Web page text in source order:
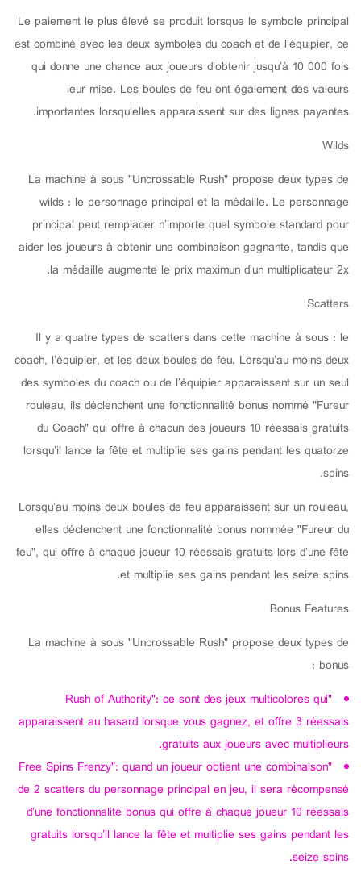
Le paiement le plus élevé se produit lorsque le symbole principal
est combiné avec les deux symboles du coach et de l’équipier, ce
qui donne une chance aux joueurs d’obtenir jusqu’à 10 000 fois
leur mise. Les boules de feu ont également des valeurs
importantes lorsqu’elles apparaissent sur des lignes payantes.
Wilds
La machine à sous "Uncrossable Rush" propose deux types de
wilds : le personnage principal et la médaille. Le personnage
principal peut remplacer n’importe quel symbole standard pour
aider les joueurs à obtenir une combinaison gagnante, tandis que
la médaille augmente le prix maximun d’un multiplicateur 2x.
Scatters
Il y a quatre types de scatters dans cette machine à sous : le
coach, l’équipier, et les deux boules de feu. Lorsqu’au moins deux
des symboles du coach ou de l’équipier apparaissent sur un seul
rouleau, ils déclenchent une fonctionnalité bonus nommé "Fureur
du Coach" qui offre à chacun des joueurs 10 réessais gratuits
lorsqu’il lance la fête et multiplie ses gains pendant les quatorze
spins.
Lorsqu’au moins deux boules de feu apparaissent sur un rouleau,
elles déclenchent une fonctionnalité bonus nommée "Fureur du
feu", qui offre à chaque joueur 10 réessais gratuits lors d’une fête
et multiplie ses gains pendant les seize spins.
Bonus Features
La machine à sous "Uncrossable Rush" propose deux types de
bonus :
"Rush of Authority": ce sont des jeux multicolores qui
apparaissent au hasard lorsque vous gagnez, et offre 3 réessais
gratuits aux joueurs avec multiplieurs.
"Free Spins Frenzy": quand un joueur obtient une combinaison
de 2 scatters du personnage principal en jeu, il sera récompensé
d’une fonctionnalité bonus qui offre à chaque joueur 10 réessais
gratuits lorsqu’il lance la fête et multiplie ses gains pendant les
seize spins.